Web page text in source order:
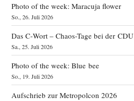
Photo of the week: Maracuja flower
So., 26. Juli 2026
Das C‑Wort – Chaos-Tage bei der CDU
Sa., 25. Juli 2026
Photo of the week: Blue bee
So., 19. Juli 2026
Aufschrieb zur Metropolcon 2026